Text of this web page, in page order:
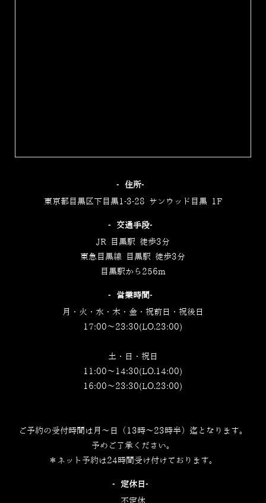
‐住所‐
東京都目黒区下目黒1-3-28 サンウッド目黒 1F
‐交通手段‐
JR 目黒駅 徒歩3分
東急目黒線 目黒駅 徒歩3分
目黒駅から256m
‐営業時間‐
月・火・水・木・金・祝前日・祝後日
17:00～23:30(LO.23:00)
土・日・祝日
11:00～14:30(LO.14:00)
16:00～23:30(LO.23:00)
ご予約の受付時間は月～日（13時～23時半）迄となります。
予めご了承ください。
＊ネット予約は24時間受け付けております。
‐定休日‐
不定休